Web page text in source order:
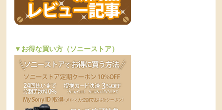
▼お得な買い方（ソニーストア）